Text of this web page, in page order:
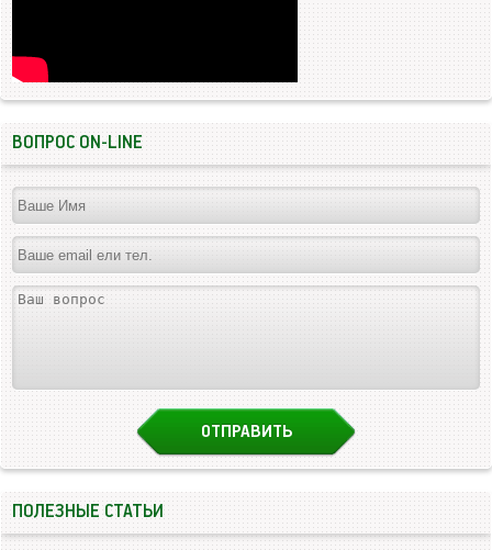
ВОПРОС ON-LINE
ПОЛЕЗНЫЕ СТАТЬИ